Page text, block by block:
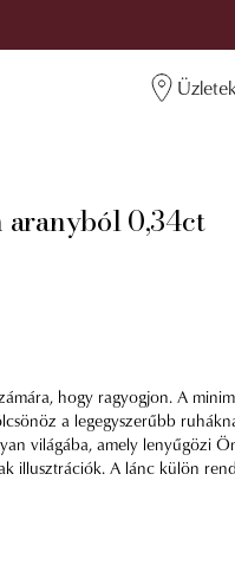
aranyból 0,34ct
hogy ragyogjon. A
a legegyszerűbb
világába, amely lenyűgözi
illusztrációk. A lánc külön